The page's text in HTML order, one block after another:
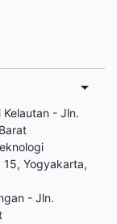
Kelautan - Jln.
15, Yogyakarta,
- Jln.